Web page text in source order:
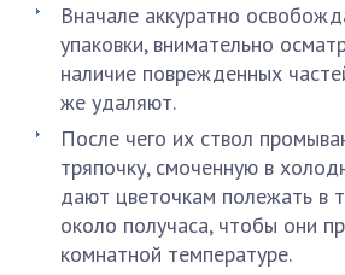
Вначале аккуратно
упаковки, внимательно
наличие поврежденных
же удаляют.
После чего их ствол
тряпочку, смоченную в
дают цветочкам полежать в
около получаса, чтобы они
комнатной температуре.